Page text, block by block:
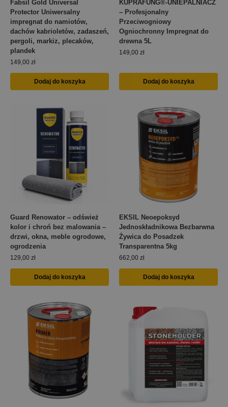
Fabsil Gold Universal
Protector Uniwersalny
impregnat do namiotów,
dachów kabrioletów, zadaszeń,
pergoli, markiz, plecaków,
plandek
149,00 zł
Dodaj do koszyka
KUPRAFUNG®-UNIEPALNIACZ
– Profesjonalny
Przeciwogniowy
Ogniochronny Impregnat do
drewna 5L
149,00 zł
Dodaj do koszyka
Guard Renowator – odśwież
kolor i chroń bez malowania –
drzwi, okna, meble ogrodowe,
ogrodzenia
129,00 zł
Dodaj do koszyka
EKSIL Neoepoksyd
Jednoskładnikowa Bezbarwna
Żywica do Posadzek
Transparentna 5kg
662,00 zł
Dodaj do koszyka